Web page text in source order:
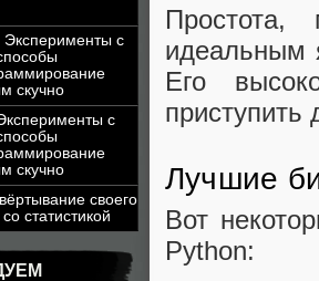
Эксперименты с
скучно
с
скучно
своего
статистикой
идеальным
Его
приступить
Лучшие
Вот
Python: